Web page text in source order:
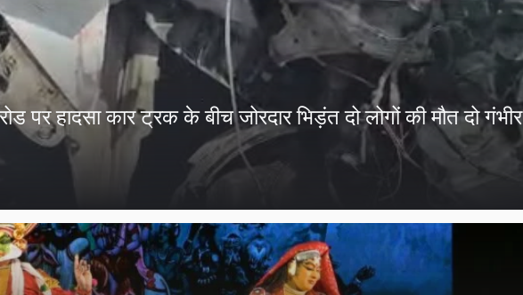
पर हादसा कार ट्रक के बीच जोरदार भिड़ंत दो लोगों की मौत दो गंभीर